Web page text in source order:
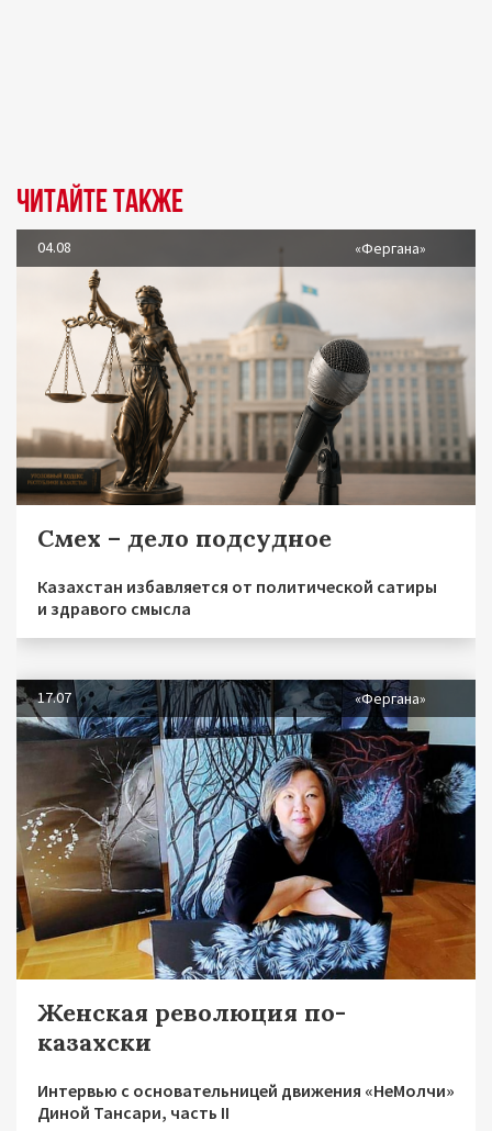
Читайте также
04.08 «Фергана»
Смех – дело подсудное
Казахстан избавляется от политической сатиры
и здравого смысла
17.07 «Фергана»
Женская революция по-
казахски
Интервью с основательницей движения «НеМолчи»
Диной Тансари, часть II